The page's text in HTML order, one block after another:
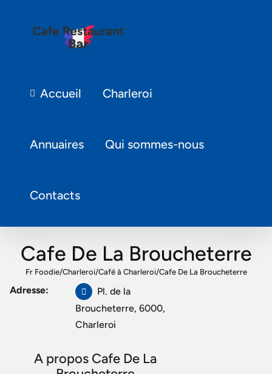
Accueil Charleroi
Annuaires Qui sommes-nous
Contacts
Cafe De La Broucheterre
Fr Foodie/Charleroi/Café à Charleroi/Cafe De La Broucheterre
Adresse:
Pl. de la
Broucheterre, 6000,
Charleroi
A propos Cafe De La